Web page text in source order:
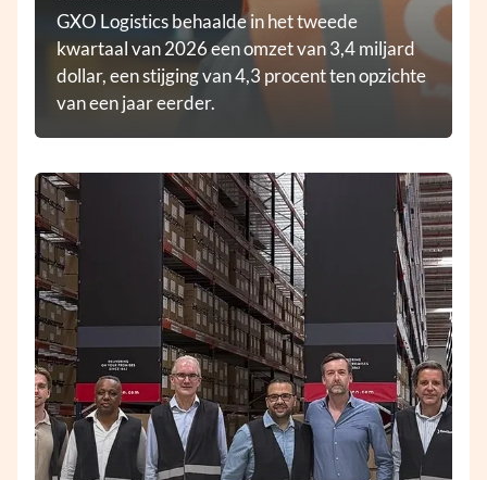
GXO Logistics behaalde in het tweede
kwartaal van 2026 een omzet van 3,4 miljard
dollar, een stijging van 4,3 procent ten opzichte
van een jaar eerder.